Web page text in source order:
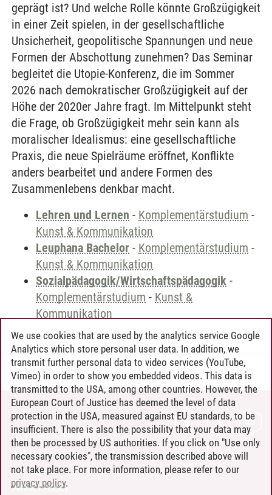
geprägt ist? Und welche Rolle könnte Großzügigkeit
in einer Zeit spielen, in der gesellschaftliche
Unsicherheit, geopolitische Spannungen und neue
Formen der Abschottung zunehmen? Das Seminar
begleitet die Utopie-Konferenz, die im Sommer
2026 nach demokratischer Großzügigkeit auf der
Höhe der 2020er Jahre fragt. Im Mittelpunkt steht
die Frage, ob Großzügigkeit mehr sein kann als
moralischer Idealismus: eine gesellschaftliche
Praxis, die neue Spielräume eröffnet, Konflikte
anders bearbeitet und andere Formen des
Zusammenlebens denkbar macht.
Lehren und Lernen - Komplementärstudium -
Kunst & Kommunikation
Leuphana Bachelor - Komplementärstudium -
Kunst & Kommunikation
Sozialpädagogik/Wirtschaftspädagogik -
Komplementärstudium - Kunst &
Kommunikation
Andreea Tribel 30.06.2024
CONTACT
LEUPHANA AS EMPLOYER
INTRANET
SITE NOTICE
PRIVACY POLICY
We use cookies that are used by the analytics service Google
Analytics which store personal user data. In addition, we
transmit further personal data to video services (YouTube,
Vimeo) in order to show you embedded videos. This data is
transmitted to the USA, among other countries. However, the
European Court of Justice has deemed the level of data
protection in the USA, measured against EU standards, to be
insufficient. There is also the possibility that your data may
then be processed by US authorities. If you click on "Use only
necessary cookies", the transmission described above will
not take place. For more information, please refer to our
privacy policy.